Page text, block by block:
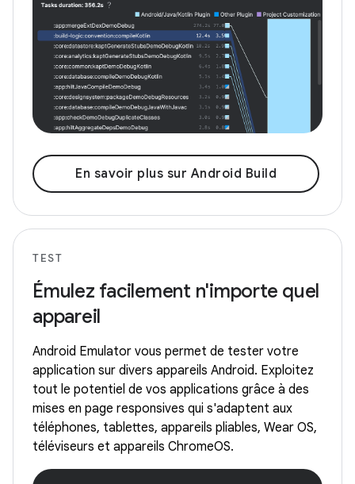
En savoir plus sur Android Build
TEST
Émulez facilement n'importe quel
appareil
Android Emulator vous permet de tester votre
application sur divers appareils Android. Exploitez
tout le potentiel de vos applications grâce à des
mises en page responsives qui s'adaptent aux
téléphones, tablettes, appareils pliables, Wear OS,
téléviseurs et appareils ChromeOS.